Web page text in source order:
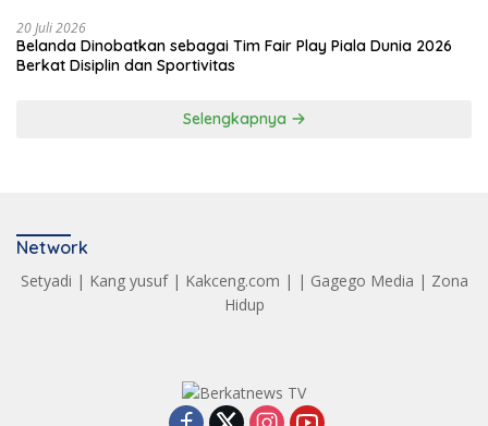
20 Juli 2026
Belanda Dinobatkan sebagai Tim Fair Play Piala Dunia 2026
Berkat Disiplin dan Sportivitas
Selengkapnya
Network
Setyadi | Kang yusuf| Kakceng.com | | Gagego Media | Zona
Hidup